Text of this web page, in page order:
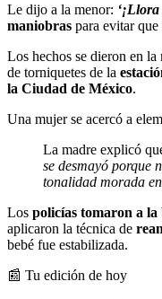
Le dijo a la menor:
maniobras para evitar que
Los hechos se dieron en la
de torniquetes de la
la Ciudad de México.
Una mujer se acercó a
La madre explicó
se desmayó porque
tonalidad morada
Los policías tomaron a la
aplicaron la técnica de
bebé fue estabilizada.
📰 Tu edición de hoy